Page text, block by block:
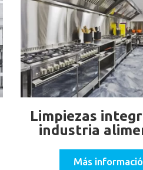
Limpiezas
industria
Más